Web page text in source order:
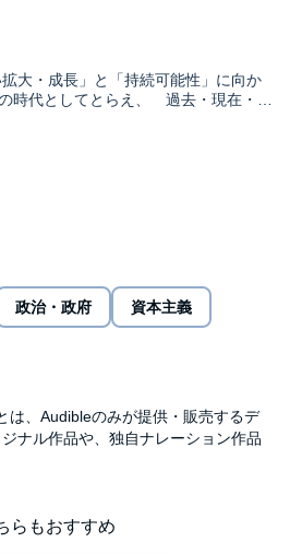
大・成長」と「持続可能性」に向か
時代としてとらえ、 過去・現在・未
から科学と資本主義の未来を展望す
イン』『無と意識の人類史』に続い
が用意されています。ご購入後、
たはアプリ上の「目次」からご確認
Inc.
政治・政府 資本主義
は、Audibleのみが提供・販売するデ
ナル作品や、独自ナレーション作品
らもおすすめ